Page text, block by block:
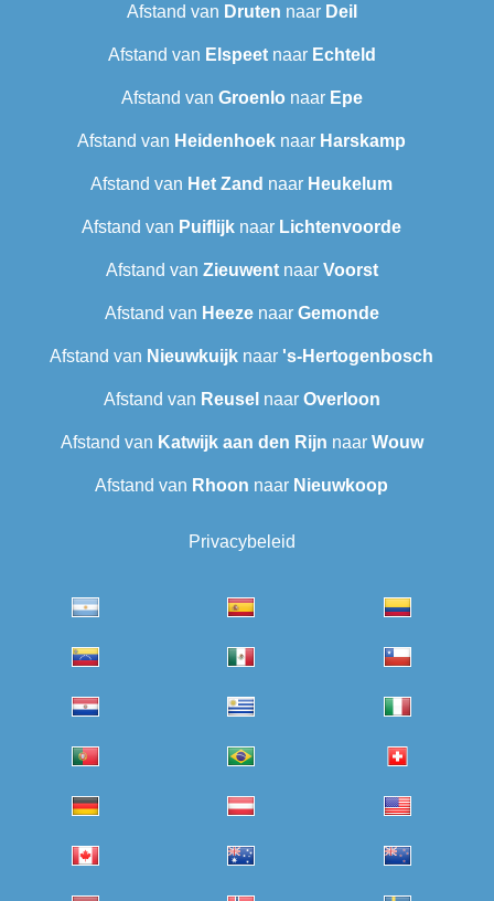
Afstand van Druten naar Deil
Afstand van Elspeetnaar Echteld
Afstand van Groenlo naar Epe
Afstand van Heidenhoek naar Harskamp
Afstand van Het Zand naar Heukelum
Afstand van Puiflijk naar Lichtenvoorde
Afstand van Zieuwentnaar Voorst
Afstand van Heezenaar Gemonde
Afstand van Nieuwkuijk naar 's-Hertogenbosch
Afstand van Reusel naar Overloon
Afstand van Katwijk aan den Rijn naar Wouw
Afstand van Rhoon naar Nieuwkoop
Privacybeleid